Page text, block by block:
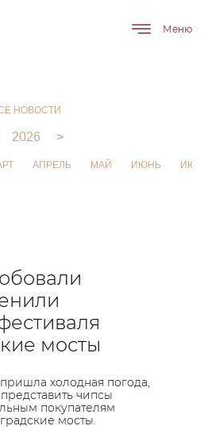
Меню
НОВОСТИ
2026 >
АПРЕЛЬ МАЙ ИЮНЬ
мосты
холодная погода,
чипсы
покупателям
мосты.